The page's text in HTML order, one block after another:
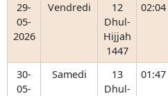
29-
05-
2026
Vendredi
12
Dhul-
Hijjah
1447
02:04
30-
05-
Samedi
13
Dhul-
01:47